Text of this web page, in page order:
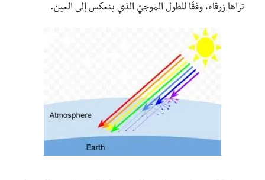
تراها زرقاء، وفقًا للطول الموجيّ الذي ينعكس إلى العين.